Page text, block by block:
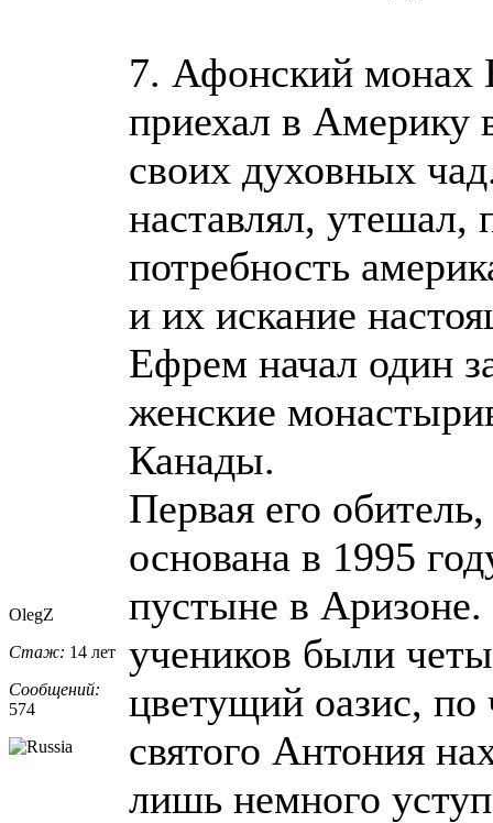
OlegZ
Стаж: 14 лет
Сообщений:
574
7. Афонский монах
приехал в Америку
своих духовных
наставлял, утешал,
потребность
и их искание
Ефрем начал один
женские
Канады.
Первая его
основана в 1995
пустыне в
учеников были
цветущий оазис, по
святого Антония
лишь немного